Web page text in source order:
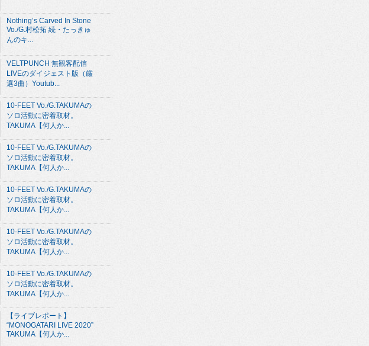
Nothing’s Carved In Stone
Vo./G.村松拓 続・たっきゅ
んのキ...
VELTPUNCH 無観客配信
LIVEのダイジェスト版（厳
選3曲）Youtub...
10-FEET Vo./G.TAKUMAの
ソロ活動に密着取材。
TAKUMA【何人か...
10-FEET Vo./G.TAKUMAの
ソロ活動に密着取材。
TAKUMA【何人か...
10-FEET Vo./G.TAKUMAの
ソロ活動に密着取材。
TAKUMA【何人か...
10-FEET Vo./G.TAKUMAの
ソロ活動に密着取材。
TAKUMA【何人か...
10-FEET Vo./G.TAKUMAの
ソロ活動に密着取材。
TAKUMA【何人か...
【ライブレポート】
“MONOGATARI LIVE 2020”
TAKUMA【何人か...